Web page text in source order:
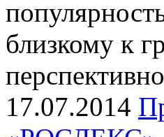
близкому к
17.07.2014